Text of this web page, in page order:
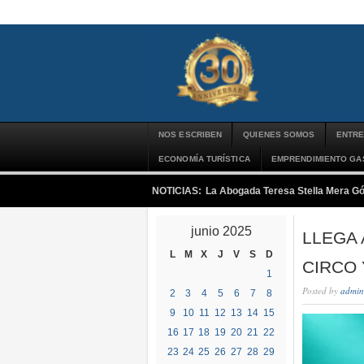
NOS ESCRIBEN QUIENES SOMOS
ECONOMÍA TURÍSTICA EMPRENDIMIENTO
NOTICIAS: La Abogada Teresa Stella Mera
junio 2025
L M X J V S
D
1
2
3 4 5 6 7
8
9
10 11 12 13 14 15
16 17 18 19 20 21 22
23 24 25 26 27 28 29
LLEGA
CIRCO
Posted by admin